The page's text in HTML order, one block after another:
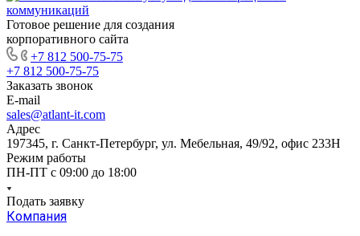
Готовое решение для создания
корпоративного сайта
+7 812 500-75-75
+7 812 500-75-75
Заказать звонок
E-mail
sales@atlant-it.com
Адрес
197345, г. Санкт-Петербург, ул. Мебельная, 49/92, офис 233Н
Режим работы
ПН-ПТ с 09:00 до 18:00
Подать заявку
Компания